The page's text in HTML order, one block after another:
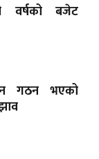
वर्षको बजेट
गठन भएको